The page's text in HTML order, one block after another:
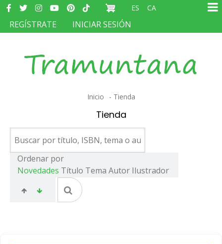
Pasar
contenido
Redes
sociales
ES CA
MENÚ
DEL
D'USUARI
REGÍSTRATE INICIAR SESIÓN
Sobrescribir
de
ayuda
a
la
navegación
Inicio Tienda
Tienda
Ordenar por
Novedades Título Tema Autor Ilustrador